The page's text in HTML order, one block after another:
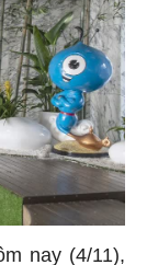
nay (4/11),